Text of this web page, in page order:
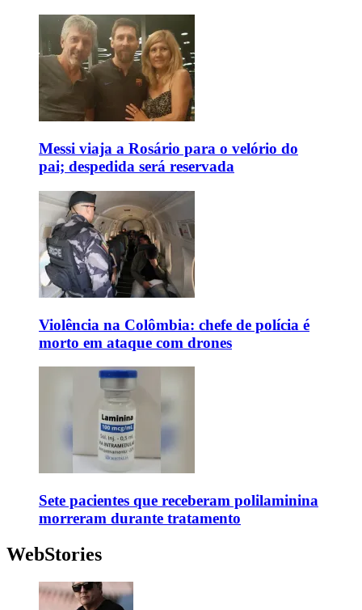
Messi viaja a Rosário para o velório do
pai; despedida será reservada
Violência na Colômbia: chefe de polícia é
morto em ataque com drones
Sete pacientes que receberam polilaminina
morreram durante tratamento
WebStories